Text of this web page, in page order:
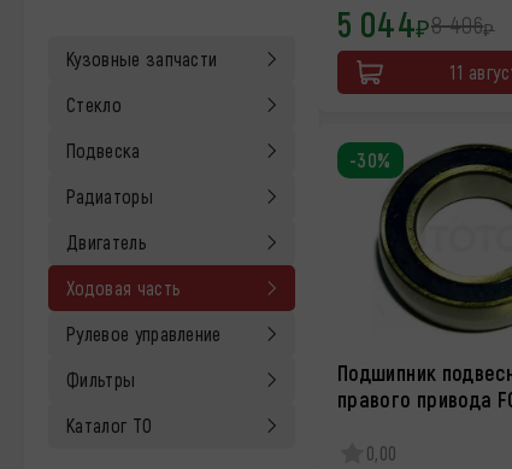
Кузовные запчасти
Стекло
Подвеска
Радиаторы
Двигатель
Ходовая часть
Рулевое управление
Фильтры
Каталог ТО
5 044₽8 406₽
11
Подшипник
правого привода
0,00
-30%